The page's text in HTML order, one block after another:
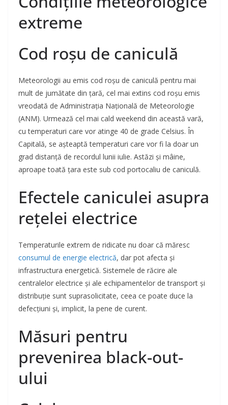
extreme
Cod roșu de caniculă
Meteorologii au emis cod roșu de caniculă pentru mai
mult de jumătate din țară, cel mai extins cod roșu emis
vreodată de Administrația Națională de Meteorologie
(ANM). Urmează cel mai cald weekend din această vară,
cu temperaturi care vor atinge 40 de grade Celsius. În
Capitală, se așteaptă temperaturi care vor fi la doar un
grad distanță de recordul lunii iulie. Astăzi și mâine,
aproape toată țara este sub cod portocaliu de caniculă.
Efectele caniculei asupra
rețelei electrice
Temperaturile extrem de ridicate nu doar că măresc
consumul de energie electrică, dar pot afecta și
infrastructura energetică. Sistemele de răcire ale
centralelor electrice și ale echipamentelor de transport și
distribuție sunt suprasolicitate, ceea ce poate duce la
defecțiuni și, implicit, la pene de curent.
Măsuri pentru
prevenirea black-out-
ului